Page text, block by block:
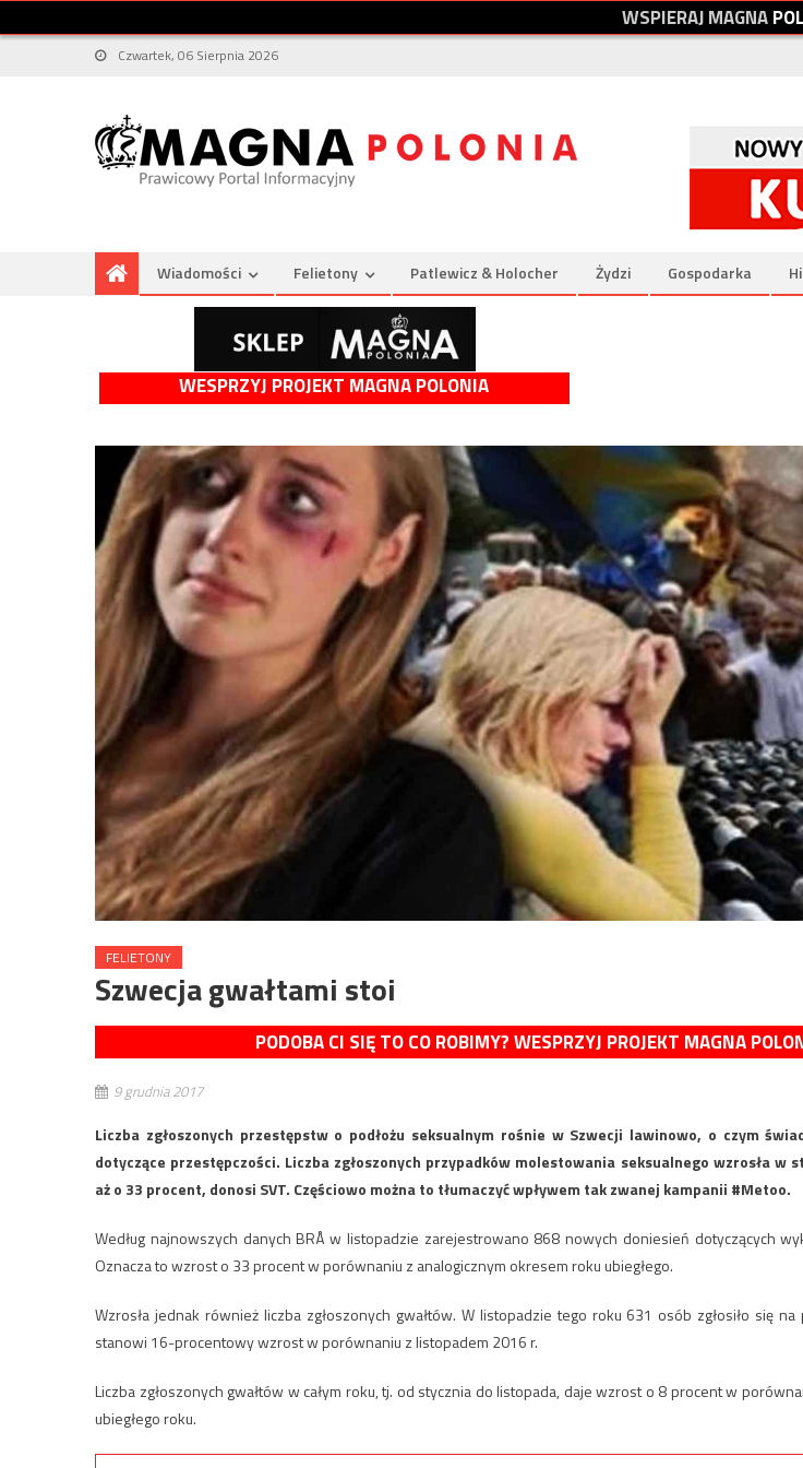
WSPIERAJMAGNAPOL
Czwartek, 06 Sierpnia 2026
Wiadomości Felietony Patlewicz & Holocher Żydzi Gospodarka
WESPRZYJ PROJEKT MAGNA POLONIA
FELIETONY
Szwecja gwałtami stoi
PODOBA CI SIĘ TO CO ROBIMY? WESPRZYJ PROJEKT MAGNA
9 grudnia 2017
Liczba zgłoszonych przestępstw o podłożu seksualnym rośnie w Szwecji lawinowo, o czym
dotyczące przestępczości. Liczba zgłoszonych przypadków molestowania seksualnego wzrosła w
aż o 33 procent, donosi SVT. Częściowo można to tłumaczyć wpływem tak zwanej kampanii #Metoo.
Według najnowszych danych BRÅ w listopadzie zarejestrowano 868 nowych doniesień dotyczących
Oznacza to wzrost o 33 procent w porównaniu z analogicznym okresem roku ubiegłego.
Wzrosła jednak również liczba zgłoszonych gwałtów. W listopadzie tego roku 631 osób zgłosiło się
stanowi 16-procentowy wzrost w porównaniu z listopadem 2016 r.
Liczba zgłoszonych gwałtów w całym roku, tj. od stycznia do listopada, daje wzrost o 8 procent w
ubiegłego roku.